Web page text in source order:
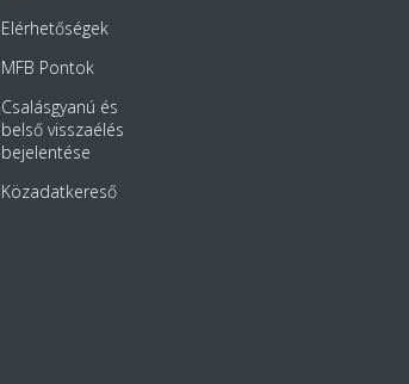
Elérhetőségek
MFB Pontok
Csalásgyanú és
belső visszaélés
bejelentése
Közadatkereső